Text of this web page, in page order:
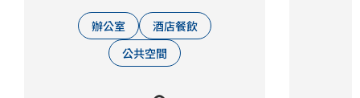
辦公室
酒店餐飲
公共空間